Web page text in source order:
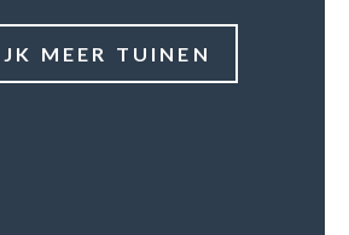
MEER TUINEN